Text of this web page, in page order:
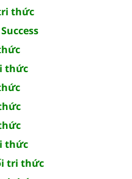
thức
thức
thức
tri thức